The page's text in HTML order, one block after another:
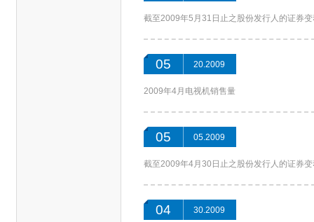
截至2009年5月31日止之股份发行人的证券
05 20.2009
2009年4月电视机销售量
05 05.2009
截至2009年4月30日止之股份发行人的证券
04 30.2009